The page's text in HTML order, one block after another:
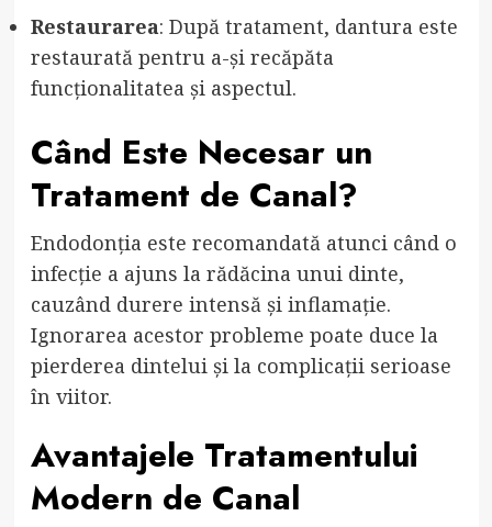
Restaurarea: După tratament, dantura este
restaurată pentru a-și recăpăta
funcționalitatea și aspectul.
Când Este Necesar un
Tratament de Canal?
Endodonția este recomandată atunci când o
infecție a ajuns la rădăcina unui dinte,
cauzând durere intensă și inflamație.
Ignorarea acestor probleme poate duce la
pierderea dintelui și la complicații serioase
în viitor.
Avantajele Tratamentului
Modern de Canal